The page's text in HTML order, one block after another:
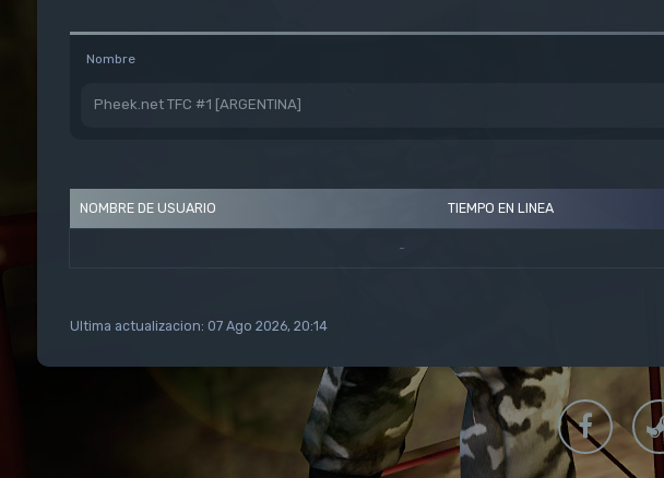
Nombre
Pheek.net TFC #1 [ARGENTINA]
NOMBRE DE USUARIO TIEMPO EN LINEA
-
Ultima actualizacion: 07 Ago 2026, 20:14